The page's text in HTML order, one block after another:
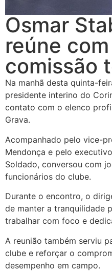
Osmar
reúne
comissão
Na manhã desta quinta-
presidente interino do
contato com o elenco
Grava.
Acompanhado pelo vice-
Mendonça e pelo
Soldado, conversou com
funcionários do clube.
Durante o encontro, o
de manter a tranquilidade
trabalhar com foco e
A reunião também serviu
clube e reforçar o
desempenho em campo.